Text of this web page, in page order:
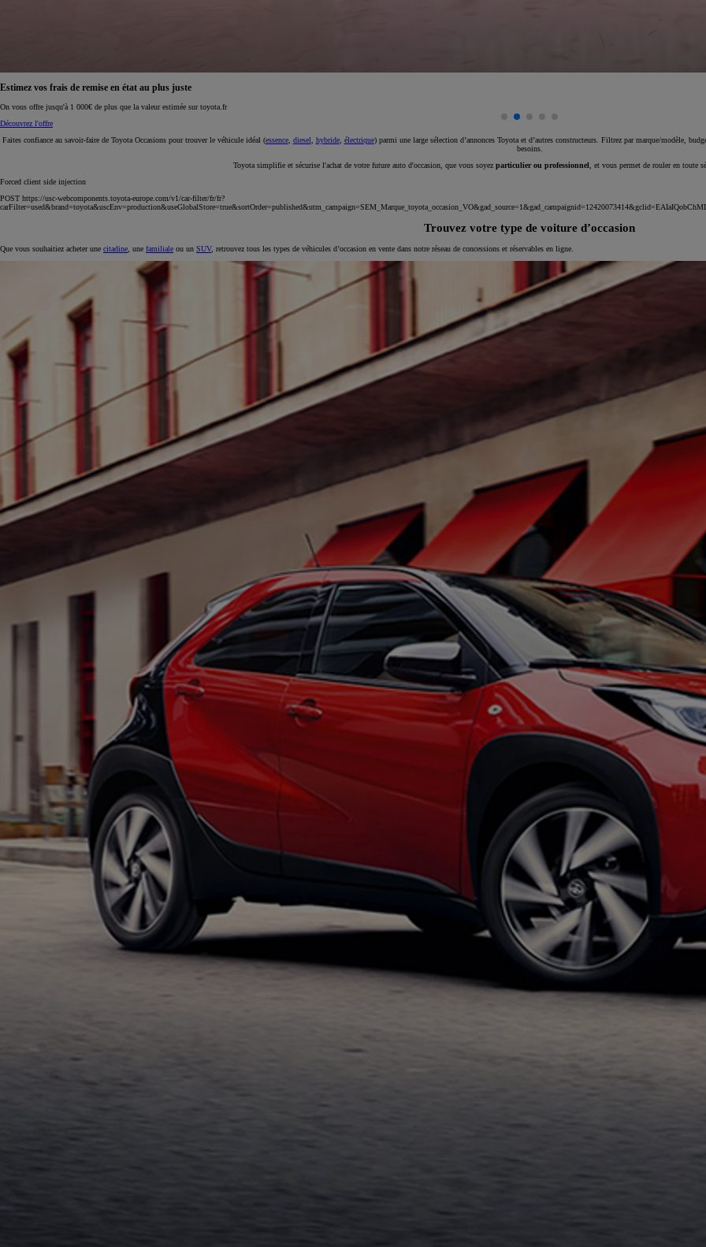
Estimez vos frais de remise en état au plus juste
On vous offre jusqu'à 1 000€ de plus que la valeur estimée sur toyota.fr
Découvrez l'offre
Faites confiance au savoir-faire de Toyota Occasions pour trouver le véhicule idéal (essence, diesel hybride, électrique) parmi une large sélection d’annonces Toyota et d’autres constructeurs. Filtrez par marque/modèle,
besoins.
Toyota simplifie et sécurise l'achat de votre future auto d'occasion, que vous soyez particulier ou professionnel , et vous permet de rouler en toute
Forced client side injection
POST https://usc-webcomponents.toyota-europe.com/v1/car-filter/fr/fr?
Trouvez votre type de voiture d’occasion
Que vous souhaitiez acheter une citadine , une familiale ou un SUV, retrouvez tous les types de véhicules d’occasion en vente dans notre réseau de concessions et réservables en ligne.